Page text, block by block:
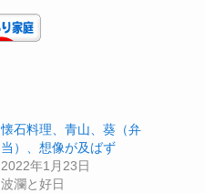
懐石料理、青山、葵（弁
当）、想像が及ばず
2022年1月23日
波瀾と好日